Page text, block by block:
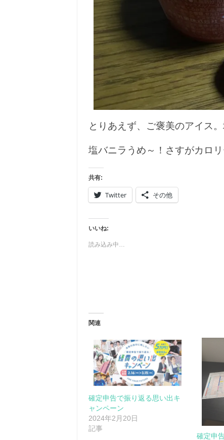
とりあえず、ご褒美のアイス
塩バニラうめ～！さすがカロ
共有:
Twitter その他
いいね:
読み込み中…
関連
確定申告で振り返る思い出キ
ャンペーン
2024年2月20日
記事
確定申